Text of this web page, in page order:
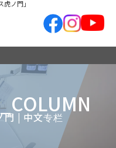
ノ門」
門 | 中文专栏